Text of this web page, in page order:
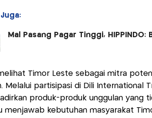
Mal Pasang Pagar Tinggi,
Timor Leste sebagai mitra
Melalui partisipasi di Dili International
produk-produk unggulan yang
menjawab kebutuhan masyarakat